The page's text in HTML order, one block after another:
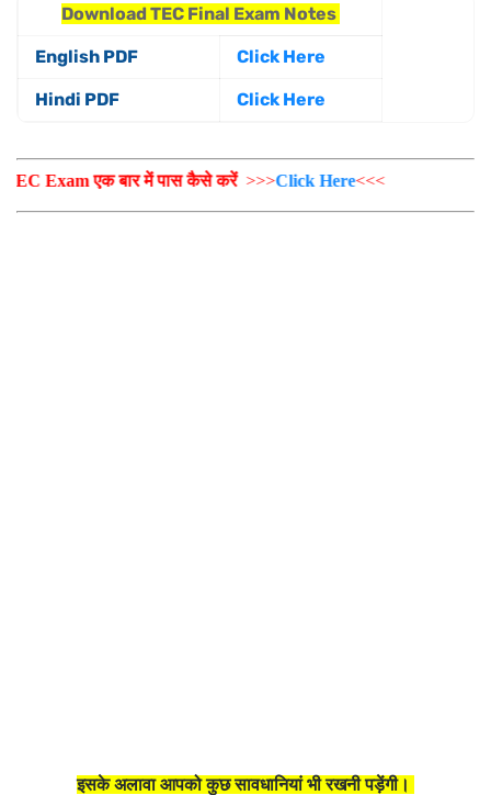
Download TEC Final Exam Notes
English PDF Click Here
Hindi PDF Click Here
एक बार में पास कैसे करें>>>Click Here<<<
इसके अलावा आपको कुछ सावधानियां भी रखनी पड़ेंगी।